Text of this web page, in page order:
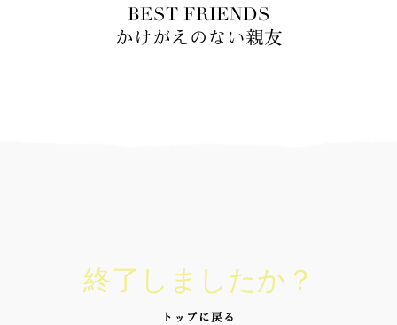
BEST FRIENDS
かけがえのない親友
終了しましたか？
トップに戻る